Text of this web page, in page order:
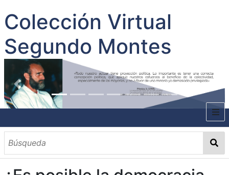
Colección Virtual
Segundo Montes
INICIO
SOBRE EL AUTOR